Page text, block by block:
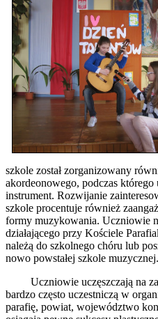
szkole został zorganizowany
akordeonowego, podczas
instrument. Rozwijanie
szkole procentuje również
formy muzykowania. Uczniowie
działającego przy Kościele
należą do szkolnego chóru lub
nowo powstałej szkole muzycznej.
Uczniowie uczęszczają na
bardzo często uczestniczą w
parafię, powiat, województwo